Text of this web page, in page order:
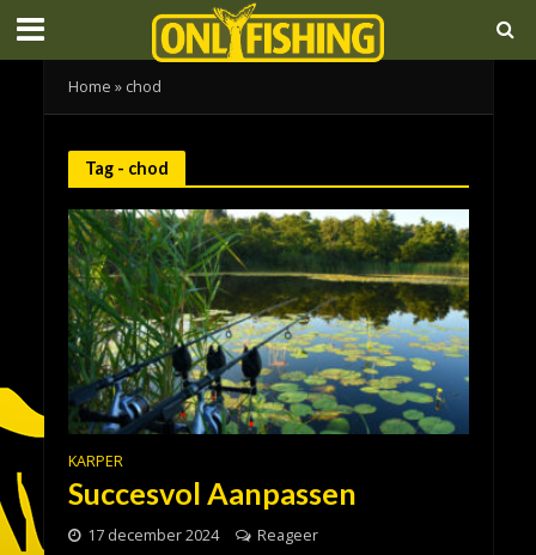
Home » chod
Tag - chod
KARPER
Succesvol Aanpassen
17 december 2024 Reageer